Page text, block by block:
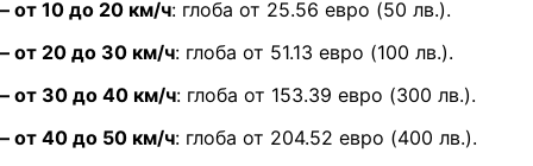
– от 10 до 20 км/ч: глоба от 25.56 евро (50 лв.).
– от 20 до 30 км/ч: глоба от 51.13 евро (100 лв.).
– от 30 до 40 км/ч: глоба от 153.39 евро (300 лв.).
– от 40 до 50 км/ч: глоба от 204.52 евро (400 лв.).